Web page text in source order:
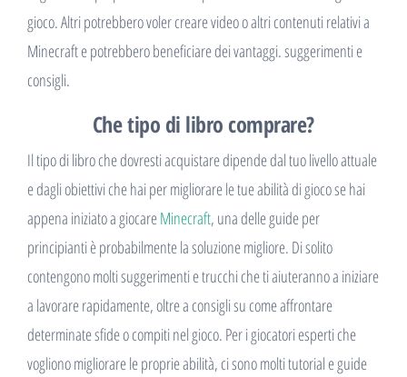
gioco. Altri potrebbero voler creare video o altri contenuti relativi a
Minecraft e potrebbero beneficiare dei vantaggi. suggerimenti e
consigli.
Che tipo di libro comprare?
Il tipo di libro che dovresti acquistare dipende dal tuo livello attuale
e dagli obiettivi che hai per migliorare le tue abilità di gioco se hai
appena iniziato a giocareMinecraft, una delle guide per
principianti è probabilmente la soluzione migliore. Di solito
contengono molti suggerimenti e trucchi che ti aiuteranno a iniziare
a lavorare rapidamente, oltre a consigli su come affrontare
determinate sfide o compiti nel gioco. Per i giocatori esperti che
vogliono migliorare le proprie abilità, ci sono molti tutorial e guide